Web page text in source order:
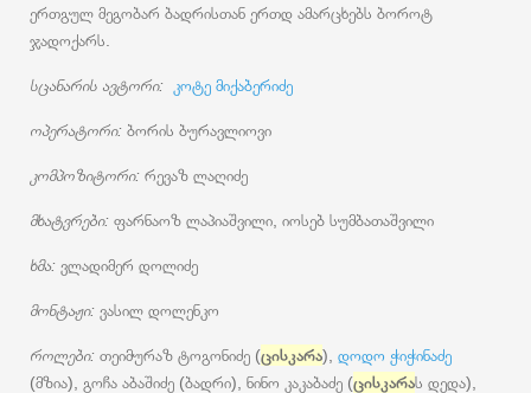
ერთგულ მეგობარ ბადრისთან ერთდ ამარცხებს ბოროტ
ჯადოქარს.
სცანარის ავტორი: კოტე მიქაბერიძე
ოპერატორი: ბორის ბურავლიოვი
კომპოზიტორი: რევაზ ლაღიძე
მხატვრები: ფარნაოზ ლაპიაშვილი, იოსებ სუმბათაშვილი
ხმა: ვლადიმერ დოლიძე
მონტაჟი: ვასილ დოლენკო
როლები: თეიმურაზ ტოგონიძე (ცისკარა), დოდო ჭიჭინაძე
(მზია), გოჩა აბაშიძე (ბადრი), ნინო კაკაბაძე (ცისკარას დედა),